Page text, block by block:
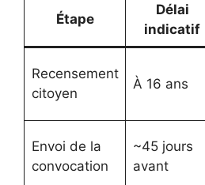
Étape
Délai
indicatif
Recensement
citoyen
À 16 ans
Envoi de la
convocation
~45 jours
avant